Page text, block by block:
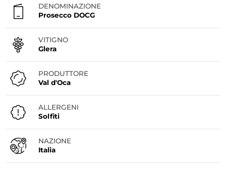
DENOMINAZIONE
Prosecco DOCG
VITIGNO
Glera
PRODUTTORE
Val d'Oca
ALLERGENI
Solfiti
NAZIONE
Italia